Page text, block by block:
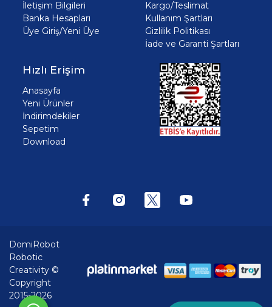
İletişim Bilgileri
Banka Hesapları
Üye Giriş/Yeni Üye
Kargo/Teslimat
Kullanım Şartları
Gizlilik Politikası
İade ve Garanti Şartları
Hızlı Erişim
Anasayfa
Yeni Ürünler
İndirimdekiler
Sepetim
Download
DomiRobot
Robotic
Creativity ©
Copyright
2015-2026